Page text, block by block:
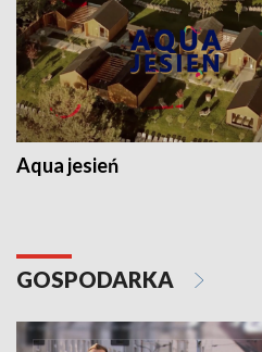
Aqua jesień
GOSPODARKA